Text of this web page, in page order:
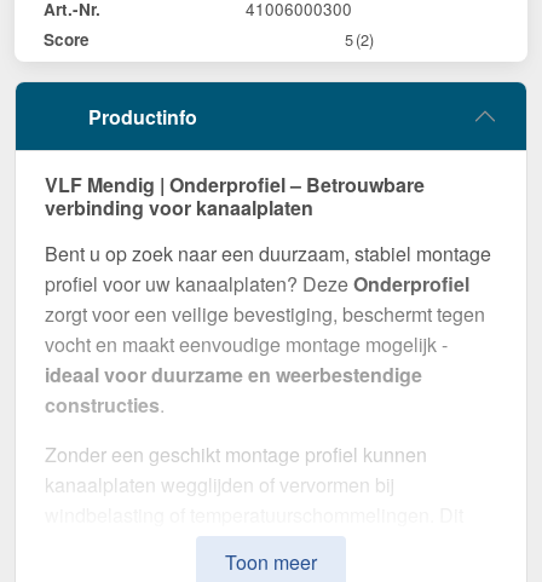
Art.-Nr. 41006000300
Score 5(2)
Productinfo
VLF Mendig | Onderprofiel – Betrouwbare
verbinding voor kanaalplaten
Bent u op zoek naar een duurzaam, stabiel montage
profiel voor uw kanaalplaten? DezeOnderprofiel
zorgt voor een veilige bevestiging, beschermt tegen
vocht en maakt eenvoudige montage mogelijk -
ideaal voor duurzame en weerbestendige
constructies.
Zonder een geschikt montage profiel kunnen
kanaalplaten wegglijden of vervormen bij
profiel zorgt voor eenstabiele, flexibele en visueel
aantrekkelijke montage.
Toon meer